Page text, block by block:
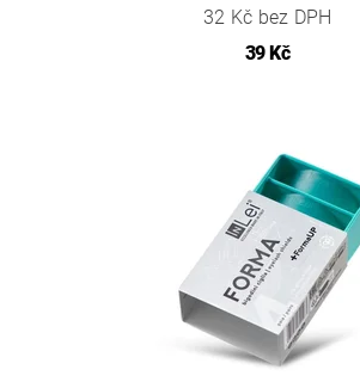
32 Kč bez DPH
39 Kč